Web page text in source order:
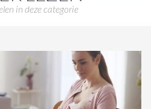
in deze categorie